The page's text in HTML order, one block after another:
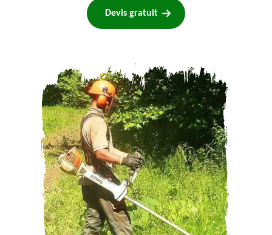
Devis gratuit